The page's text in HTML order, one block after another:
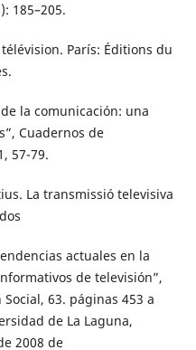
185–205.
París: Éditions du
la comunicación: una
Cuadernos de
57-79.
La transmissió televisiva
actuales en la
de televisión”,
63. páginas 453 a
de La Laguna,
2008 de